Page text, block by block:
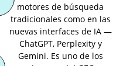
motores de búsqueda
tradicionales como en las
nuevas interfaces de IA —
ChatGPT, Perplexity y
Gemini. Es uno de los